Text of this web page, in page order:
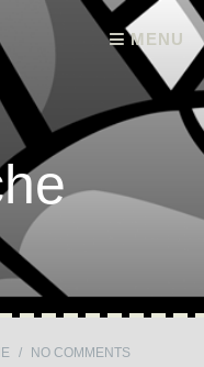
MENU
/ NO COMMENTS